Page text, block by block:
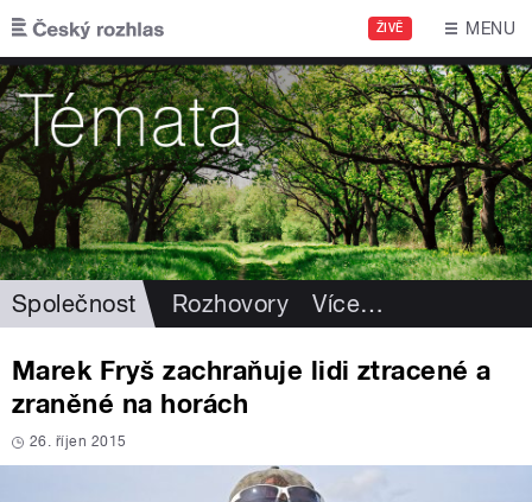
Přejít k hlavnímu obsahu
ŽIVĚ MENU
Společnost Rozhovory Více…
Marek Fryš zachraňuje lidi ztracené a
zraněné na horách
26. říjen 2015